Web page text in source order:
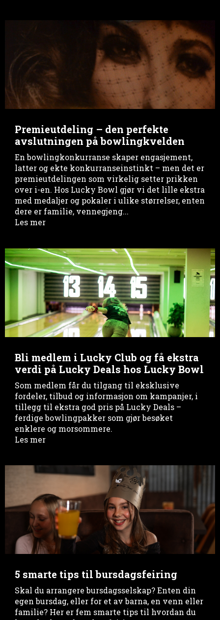
Premieutdeling – den perfekte
avslutningen på bowlingkvelden
En bowlingkonkurranse skaper engasjement,
latter og ekte konkurranseinstinkt – men det er
premieutdelingen som virkelig setter prikken
over i-en. Hos Lucky Bowl gjør vi det lille ekstra
med medaljer og pokaler i ulike størrelser, enten
dere er familie, vennegjeng...
Les mer
Bli medlem i Lucky Club og få ekstra
verdi på Lucky Deals hos Lucky Bowl
Som medlem får du tilgang til eksklusive
fordeler, tilbud og informasjon om kampanjer, i
tillegg til ekstra god pris på Lucky Deals –
ferdige bowlingpakker som gjør besøket
enklere og morsommere.
Les mer
5 smarte tips til bursdagsfeiring
Skal du arrangere bursdagsselskap? Enten din
egen bursdag, eller for et av barna, en venn eller
familie? Her er fem smarte tips til hvordan du